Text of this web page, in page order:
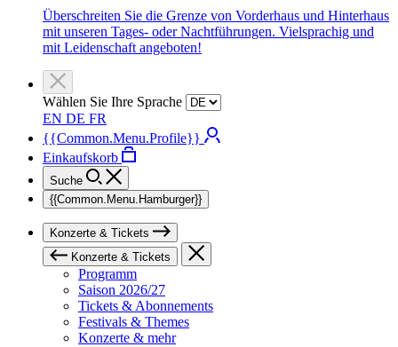
Überschreiten Sie die Grenze von Vorderhaus und Hinterhaus
mit unseren Tages- oder Nachtführungen. Vielsprachig und
mit Leidenschaft angeboten!
Wählen Sie Ihre Sprache
EN DE FR
{{Common.Menu.Profile}}
Einkaufskorb
Suche
{{Common.Menu.Hamburger}}
Konzerte & Tickets
Konzerte & Tickets
Programm
Saison 2026/27
Tickets & Abonnements
Festivals & Themes
Konzerte & mehr